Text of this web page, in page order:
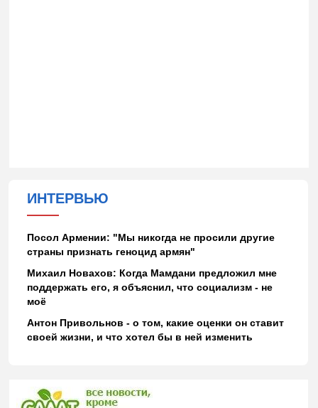
ИНТЕРВЬЮ
Посол Армении: "Мы никогда не просили другие
страны признать геноцид армян"
Михаил Новахов: Когда Мамдани предложил мне
поддержать его, я объяснил, что социализм - не
моё
Антон Привольнов - о том, какие оценки он ставит
своей жизни, и что хотел бы в ней изменить